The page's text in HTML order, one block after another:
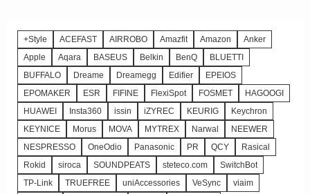
+Style ACEFAST AIRROBO Amazfit Amazon
Anker
Apple
Aqara BASEUS Belkin BenQ
BLUETTI
BUFFALO
Dreame Dreamegg Edifier
EPEIOS
EPOMAKER
ESR FIFINE FlexiSpot FOSMET
HAGOOGI
HUAWEI
Insta360 issin iZYREC KEURIG
Keychron
KEYNICE
Morus MOVA MYTREX Narwal
NEEWER
NESPRESSO
OneOdio Panasonic PR QCY
Rasical
Rokid
siroca SOUNDPEATS steteco.com
SwitchBot
TP-Link
TRUEFREE uniAccessories VeSync
viaim